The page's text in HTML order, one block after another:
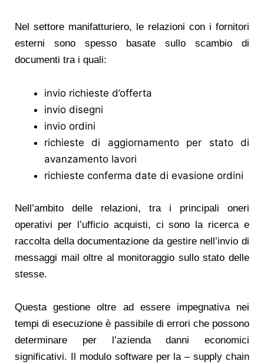
Nel settore manifatturiero, le relazioni con i fornitori
esterni sono spesso basate sullo scambio di
documenti tra i quali:
invio richieste d’offerta
invio disegni
invio ordini
richieste di aggiornamento per stato di
avanzamento lavori
richieste conferma date di evasione ordini
Nell’ambito delle relazioni, tra i principali oneri
operativi per l’ufficio acquisti, ci sono la ricerca e
raccolta della documentazione da gestire nell’invio di
messaggi mail oltre al monitoraggio sullo stato delle
stesse.
Questa gestione oltre ad essere impegnativa nei
tempi di esecuzione è passibile di errori che possono
determinare per l’azienda danni economici
significativi. Il modulo software per la – supply chain